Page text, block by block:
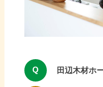
Q 田辺木材ホ